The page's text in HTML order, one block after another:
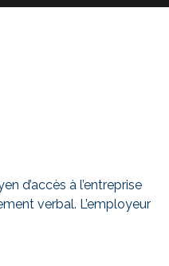
d’accès à l’entreprise
verbal. L’employeur